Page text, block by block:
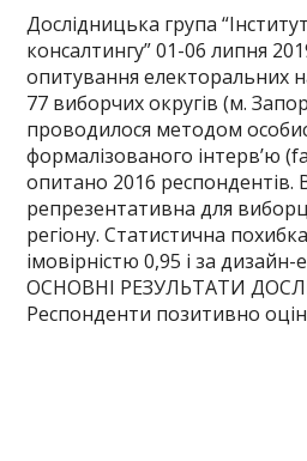
Дослідницька група
консалтингу” 01-06 липня
опитування електоральних
77 виборчих округів (м.
проводилося методом
формалізованого інтерв’ю
опитано 2016 респондентів.
репрезентативна для
регіону. Статистична
імовірністю 0,95 і за дизайн-
ОСНОВНІ РЕЗУЛЬТАТИ
Респонденти позитивно